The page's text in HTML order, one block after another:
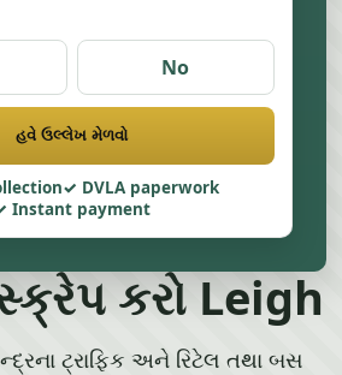
No
હવે ઉલ્લેખ મેળવો
DVLA paperwork
Instant payment
સ્ક્રેપ કરો Leigh
ટ્રાફિક અને રિટેલ તથા બસ